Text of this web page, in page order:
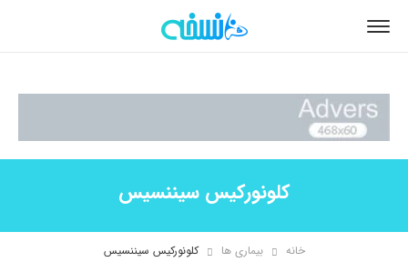
کلونورکیس سیننسیس
خانه بیماری ها کلونورکیس سیننسیس